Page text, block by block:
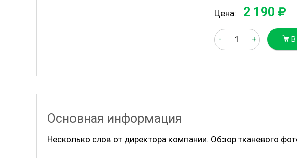
Цена: 2 190
- + В
Основная информация
Несколько слов от директора компании. Обзор тканевого